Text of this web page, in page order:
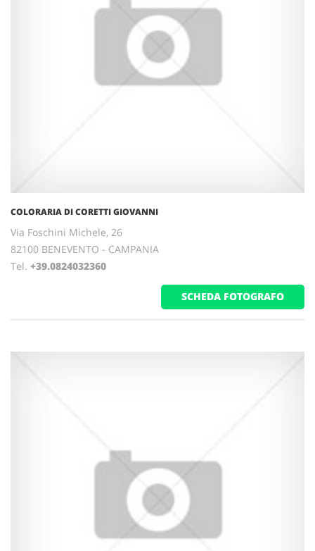
COLORARIA DI CORETTI GIOVANNI
Via Foschini Michele, 26
82100 BENEVENTO - CAMPANIA
Tel. +39.0824032360
SCHEDA FOTOGRAFO